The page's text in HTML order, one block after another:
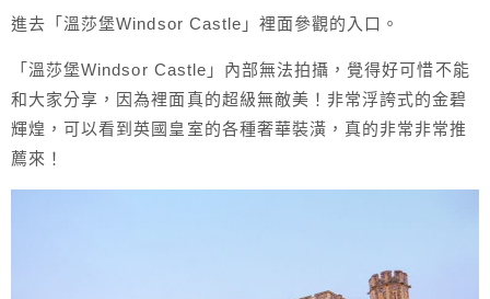
進去「溫莎堡Windsor Castle」裡面參觀的入口。
「溫莎堡Windsor Castle」內部無法拍攝，覺得好可惜不能
和大家分享，因為裡面真的超級無敵美！非常浮誇式的金碧
輝煌，可以看到英國皇室的各種奢華裝潢，真的非常非常推
薦來！